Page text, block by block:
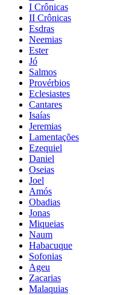
I Crônicas
II Crônicas
Esdras
Neemias
Ester
Jó
Salmos
Provérbios
Eclesiastes
Cantares
Isaías
Jeremias
Lamentações
Ezequiel
Daniel
Oseias
Joel
Amós
Obadias
Jonas
Miqueias
Naum
Habacuque
Sofonias
Ageu
Zacarias
Malaquias